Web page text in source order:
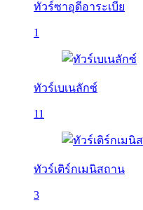
ทัวร์ซาอุดีอาระเบีย
1
ทัวร์เบเนลักซ์
11
ทัวร์เติร์กเมนิสถาน
3